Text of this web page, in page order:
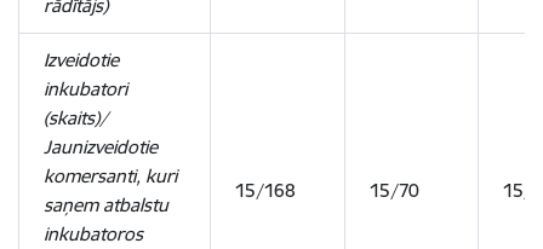
rādītājs)
Izveidotie
inkubatori
(skaits)/
Jaunizveidotie
komersanti, kuri
saņem atbalstu
inkubatoros
15/168 15/70 15/